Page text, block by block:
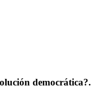
democrática?.